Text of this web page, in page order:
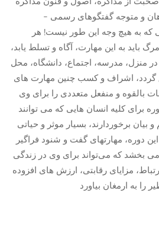
و متوجه گفتگوهای رسمی -
که به هیچ وجه این طور نیست! هر
باید به این مهارت، آگاه و تسلط یابد،
منزل، مدرسه، اجتماع، دانشگاه، محل
گردد، اشراف و کسب چنین مهارت های
بالقوه و منفعل متعددی را برای وی
برای کلیه انسان هایی که می توانند
برخوردارند، بسیار موثر و حیاتی
دوره، مهارتهای گفت و شنود فراگیر
می بخشد که می‌تواند برای وی در زندگی
مزایای رقابتی، ارزش های افزوده